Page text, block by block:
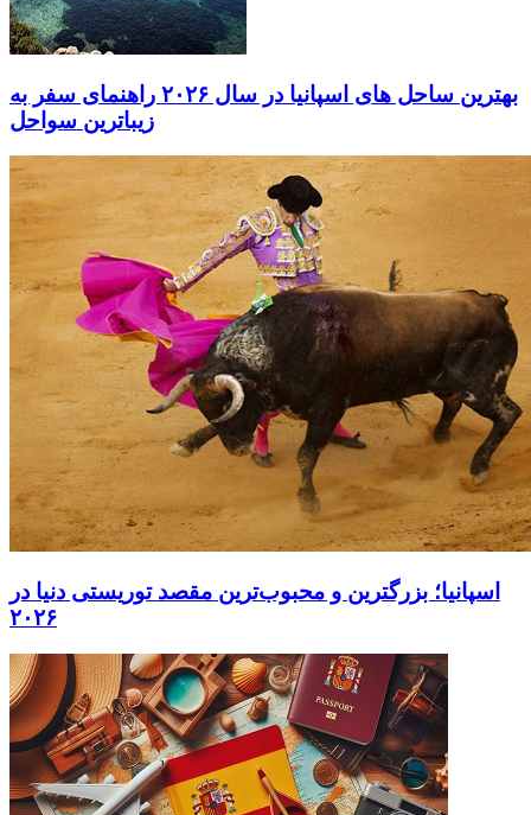
بهترین ساحل های اسپانیا در سال ۲۰۲۶ راهنمای سفر به
زیباترین سواحل
اسپانیا؛ بزرگترین و محبوب‌ترین مقصد توریستی دنیا در
۲۰۲۶